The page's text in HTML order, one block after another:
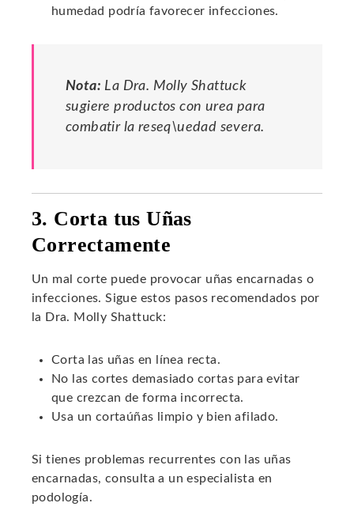
humedad podría favorecer infecciones.
Nota: La Dra. Molly Shattuck
sugiere productos con urea para
combatir la reseq\uedad severa.
3. Corta tus Uñas
Correctamente
Un mal corte puede provocar uñas encarnadas o
infecciones. Sigue estos pasos recomendados por
la Dra. Molly Shattuck:
Corta las uñas en línea recta.
No las cortes demasiado cortas para evitar
que crezcan de forma incorrecta.
Usa un cortaúñas limpio y bien afilado.
Si tienes problemas recurrentes con las uñas
encarnadas, consulta a un especialista en
podología.